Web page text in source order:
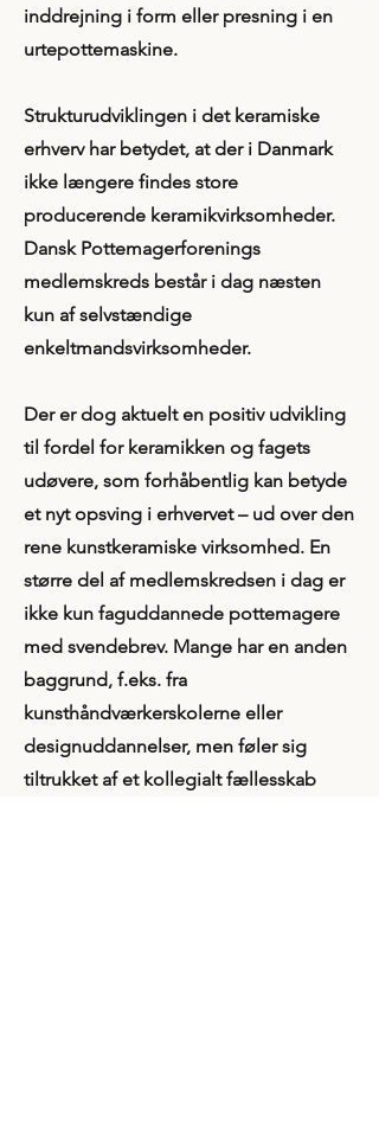
inddrejning i form eller presning i en
urtepottemaskine.
Strukturudviklingen i det keramiske
erhverv har betydet, at der i Danmark
ikke længere findes store
producerende keramikvirksomheder.
Dansk Pottemagerforenings
medlemskreds består i dag næsten
kun af selvstændige
enkeltmandsvirksomheder.
Der er dog aktuelt en positiv udvikling
til fordel for keramikken og fagets
udøvere, som forhåbentlig kan betyde
et nyt opsving i erhvervet – ud over den
rene kunstkeramiske virksomhed. En
større del af medlemskredsen i dag er
ikke kun faguddannede pottemagere
med svendebrev. Mange har en anden
baggrund, f.eks. fra
kunsthåndværkerskolerne eller
designuddannelser, men føler sig
tiltrukket af et kollegialt fællesskab